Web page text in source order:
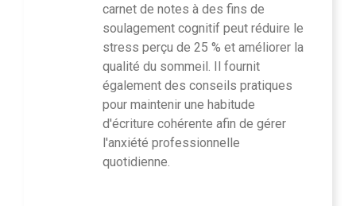
carnet de notes à des fins de
soulagement cognitif peut réduire le
stress perçu de 25 % et améliorer la
qualité du sommeil. Il fournit
également des conseils pratiques
pour maintenir une habitude
d'écriture cohérente afin de gérer
l'anxiété professionnelle
quotidienne.